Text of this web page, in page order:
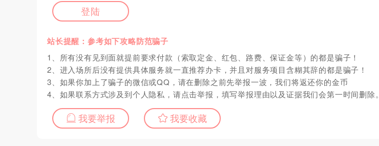
登陆
站长提醒：参考如下攻略防范骗子
1、所有没有见到面就提前要求付款（索取定金、红包、路费、保证金等）的都是骗子！
2、进入场所后没有提供具体服务就一直推荐办卡，并且对服务项目含糊其辞的都是骗子！
3、如果你加上了骗子的微信或QQ，请在删除之前先举报一波，我们将返还你的金币
4、如果联系方式涉及到个人隐私，请点击举报，填写举报理由以及证据我们会第一时间删除。
我要举报 我要收藏